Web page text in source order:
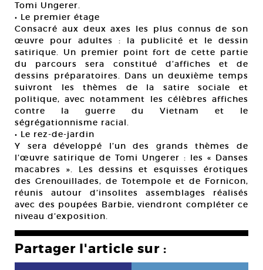
Tomi Ungerer.
• Le premier étage
Consacré aux deux axes les plus connus de son
œuvre pour adultes : la publicité et le dessin
satirique. Un premier point fort de cette partie
du parcours sera constitué d’affiches et de
dessins préparatoires. Dans un deuxième temps
suivront les thèmes de la satire sociale et
politique, avec notamment les célèbres affiches
contre la guerre du Vietnam et le
ségrégationnisme racial.
• Le rez-de-jardin
Y sera développé l’un des grands thèmes de
l’œuvre satirique de Tomi Ungerer : les « Danses
macabres ». Les dessins et esquisses érotiques
des Grenouillades, de Totempole et de Fornicon,
réunis autour d’insolites assemblages réalisés
avec des poupées Barbie, viendront compléter ce
niveau d’exposition.
Partager l'article sur :